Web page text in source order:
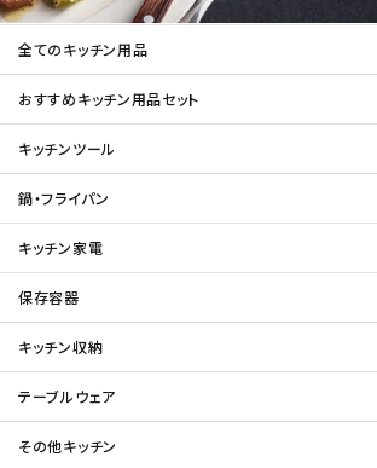
全てのキッチン用品
おすすめキッチン用品セット
キッチンツール
鍋・フライパン
キッチン家電
保存容器
キッチン収納
テーブルウェア
その他キッチン